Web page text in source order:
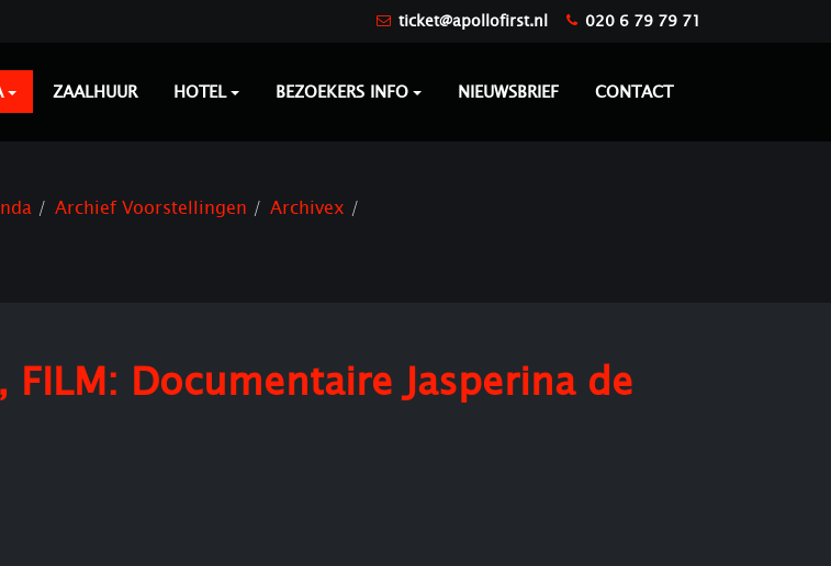
ticket@apollofirst.nl 020 6 79 79 71
ZAALHUUR HOTEL BEZOEKERS INFO NIEUWSBRIEF CONTACT
Archief Voorstellingen Archivex
Documentaire Jasperina de